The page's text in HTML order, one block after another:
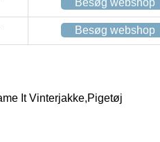
Besøg webshop
It Vinterjakke,Pigetøj